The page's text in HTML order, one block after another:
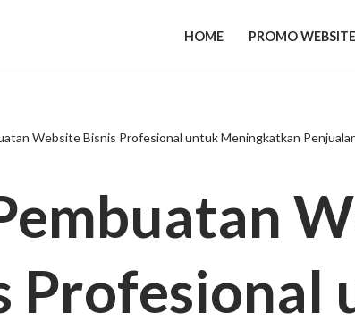
HOME PROMO WEBSITE
Website Bisnis Profesional untuk Meningkatkan
Profesional